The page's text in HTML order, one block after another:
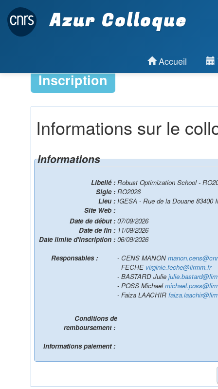
Azur Colloque
Accueil
Inscription
Informations sur le
Informations
Libellé : Robust Optimization School -
Sigle : RO2026
Lieu : IGESA - Rue de la Douane 83400
Site Web :
Date de début : 07/09/2026
Date de fin : 11/09/2026
Date limite d'inscription : 06/09/2026
- CENS MANON
- FECHE virginie.feche@lirmm.fr
- BASTARD Julie
- POSS Michael
- Faiza LAACHIR
Conditions de
remboursement :
Informations paiement :